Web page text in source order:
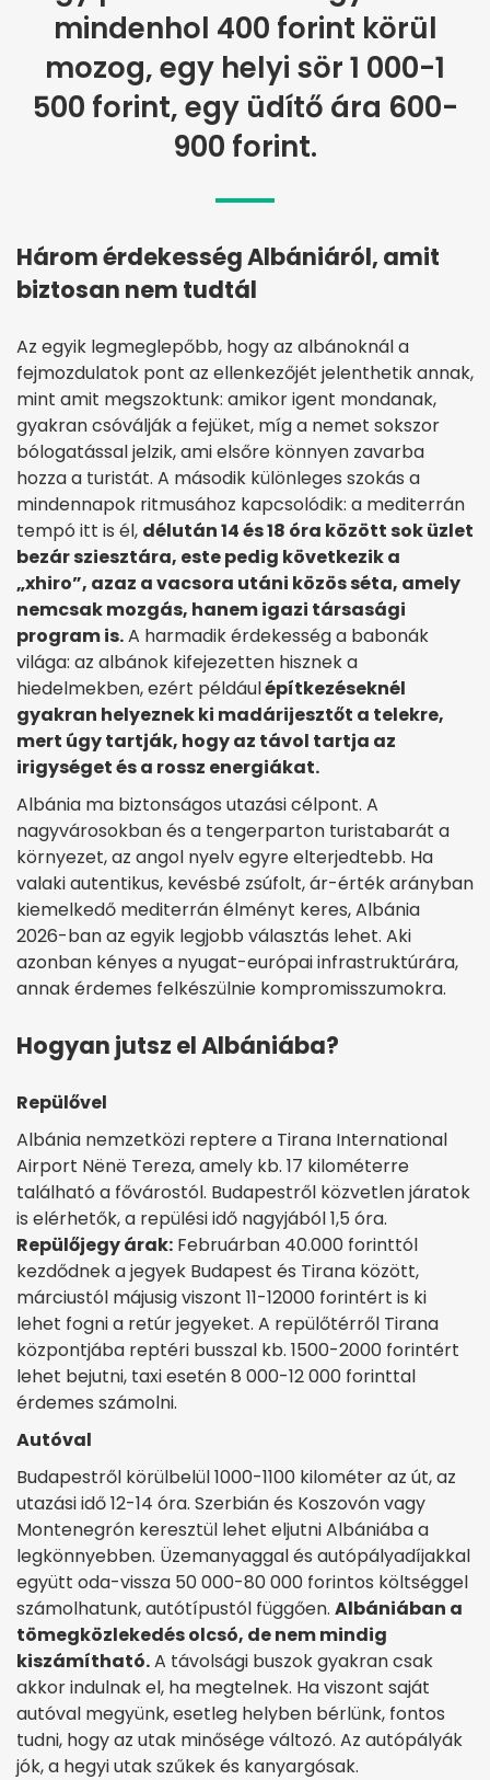
mindenhol 400 forint körül
mozog, egy helyi sör 1 000-1
500 forint, egy üdítő ára 600-
900 forint.
Három érdekesség Albániáról, amit
biztosan nem tudtál
Az egyik legmeglepőbb, hogy az albánoknál a
fejmozdulatok pont az ellenkezőjét jelenthetik annak,
mint amit megszoktunk: amikor igent mondanak,
gyakran csóválják a fejüket, míg a nemet sokszor
bólogatással jelzik, ami elsőre könnyen zavarba
hozza a turistát. A második különleges szokás a
mindennapok ritmusához kapcsolódik: a mediterrán
tempó itt is él, délután 14 és 18 óra között sok üzlet
bezár sziesztára, este pedig következik a
„xhiro”, azaz a vacsora utáni közös séta, amely
nemcsak mozgás, hanem igazi társasági
program is.A harmadik érdekesség a babonák
világa: az albánok kifejezetten hisznek a
hiedelmekben, ezért példáulépítkezéseknél
gyakran helyeznek ki madárijesztőt a telekre,
mert úgy tartják, hogy az távol tartja az
irigységet és a rossz energiákat.
Albánia ma biztonságos utazási célpont. A
nagyvárosokban és a tengerparton turistabarát a
környezet, az angol nyelv egyre elterjedtebb. Ha
valaki autentikus, kevésbé zsúfolt, ár-érték arányban
kiemelkedő mediterrán élményt keres, Albánia
2026-ban az egyik legjobb választás lehet. Aki
azonban kényes a nyugat-európai infrastruktúrára,
annak érdemes felkészülnie kompromisszumokra.
Hogyan jutsz el Albániába?
Repülővel
Albánia nemzetközi reptere a Tirana International
Airport Nënë Tereza, amely kb. 17 kilométerre
található a fővárostól. Budapestről közvetlen járatok
is elérhetők, a repülési idő nagyjából 1,5 óra.
Repülőjegy árak: Februárban 40.000 forinttól
kezdődnek a jegyek Budapest és Tirana között,
márciustól májusig viszont 11-12000 forintért is ki
lehet fogni a retúr jegyeket. A repülőtérről Tirana
központjába reptéri busszal kb. 1500-2000 forintért
lehet bejutni, taxi esetén 8 000-12 000 forinttal
érdemes számolni.
Autóval
Budapestről körülbelül 1000-1100 kilométer az út, az
utazási idő 12-14 óra. Szerbián és Koszovón vagy
Montenegrón keresztül lehet eljutni Albániába a
legkönnyebben. Üzemanyaggal és autópályadíjakkal
együtt oda-vissza 50 000-80 000 forintos költséggel
számolhatunk, autótípustól függően. Albániában a
tömegközlekedés olcsó, de nem mindig
kiszámítható.A távolsági buszok gyakran csak
akkor indulnak el, ha megtelnek. Ha viszont saját
autóval megyünk, esetleg helyben bérlünk, fontos
tudni, hogy az utak minősége változó. Az autópályák
jók, a hegyi utak szűkek és kanyargósak.